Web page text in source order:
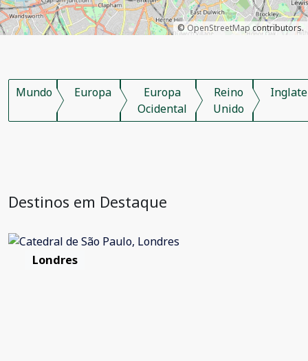
©OpenStreetMap contributors.
Mundo Europa
Europa
Ocidental
Reino
Unido
Destinos em Destaque
Londres